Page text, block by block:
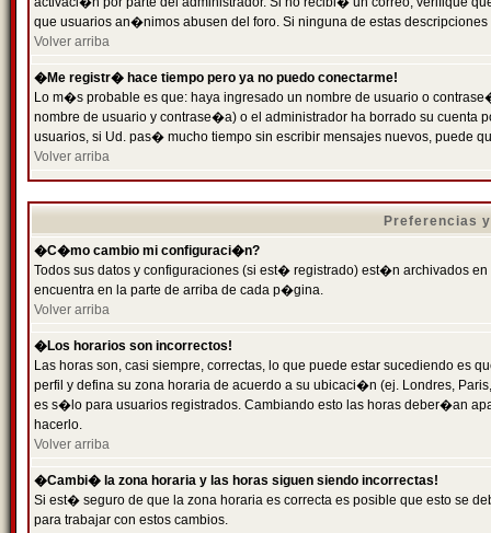
que usuarios an�nimos abusen del foro. Si ninguna de estas
Volver arriba
�Me registr� hace tiempo pero ya no puedo conectarme!
Lo m�s probable es que: haya ingresado un nombre de usuario o
nombre de usuario y contrase�a) o el administrador ha borrado su
usuarios, si Ud. pas� mucho tiempo sin escribir mensajes nuevos, puede
Volver arriba
Preferencias
�C�mo cambio mi configuraci�n?
Todos sus datos y configuraciones (si est� registrado) est�n archivados
encuentra en la parte de arriba de cada p�gina.
Volver arriba
�Los horarios son incorrectos!
Las horas son, casi siempre, correctas, lo que puede estar sucediendo es
perfil y defina su zona horaria de acuerdo a su ubicaci�n (ej. Londres,
es s�lo para usuarios registrados. Cambiando esto las horas deber�an
hacerlo.
Volver arriba
�Cambi� la zona horaria y las horas siguen siendo incorrectas!
Si est� seguro de que la zona horaria es correcta es posible que esto se
para trabajar con estos cambios.